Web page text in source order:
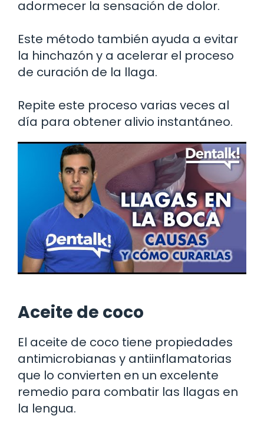
adormecer la sensación de dolor.
Este método también ayuda a evitar
la hinchazón y a acelerar el proceso
de curación de la llaga.
Repite este proceso varias veces al
día para obtener alivio instantáneo.
Aceite de coco
El aceite de coco tiene propiedades
antimicrobianas y antiinflamatorias
que lo convierten en un excelente
remedio para combatir las llagas en
la lengua.